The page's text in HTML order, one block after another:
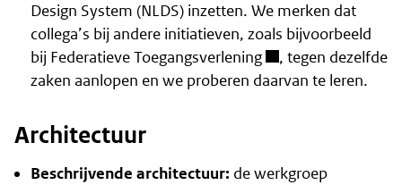
Design System (NLDS) inzetten. We merken dat
collega’s bij andere initiatieven, zoals bijvoorbeeld
bij Federatieve Toegangsverlening
, tegen dezelfde
zaken aanlopen en we proberen daarvan te leren.
Architectuur
Beschrijvende architectuur: de werkgroep